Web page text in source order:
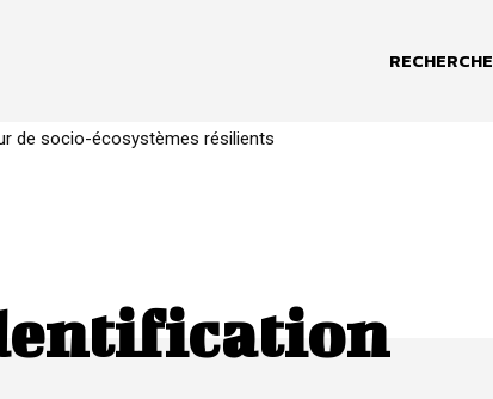
RECHERCHE
de socio-écosystèmes résilients